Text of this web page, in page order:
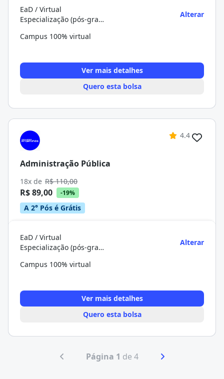
EaD / Virtual
Especialização (pós-graduação)
Alterar
Campus 100% virtual
Ver mais detalhes
Quero esta bolsa
4.4
Administração Pública
18x de R$ 110,00
R$ 89,00 -19%
A 2° Pós é Grátis
EaD / Virtual
Especialização (pós-graduação)
Alterar
Campus 100% virtual
Ver mais detalhes
Quero esta bolsa
Página 1 de 4